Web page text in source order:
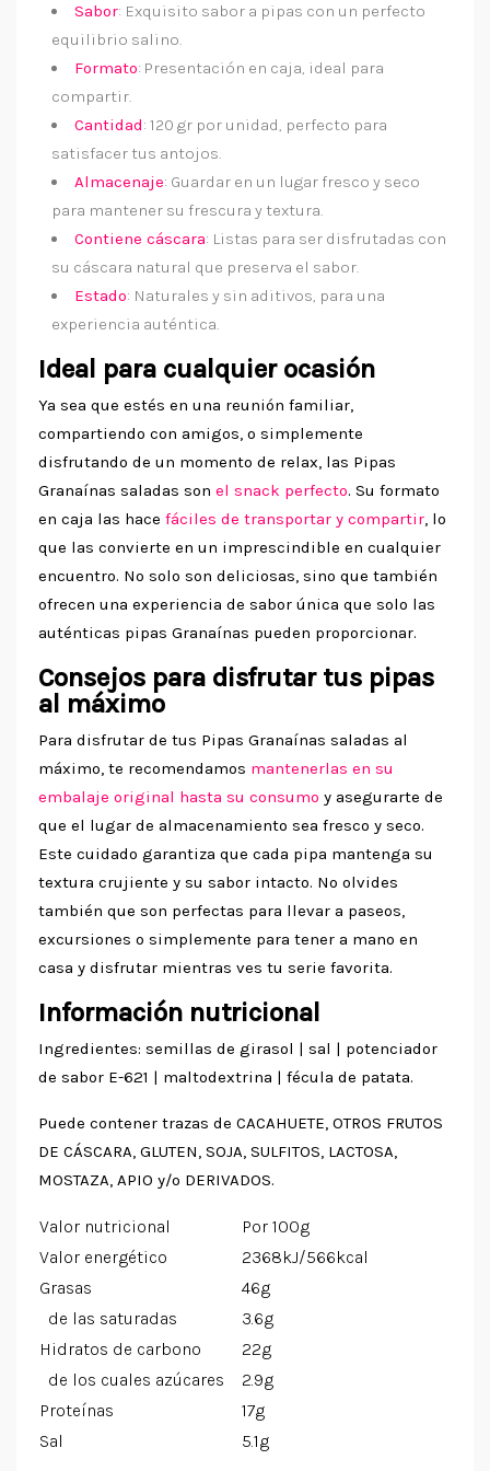
Sabor: Exquisito sabor a pipas con un perfecto
equilibrio salino.
Formato: Presentación en caja, ideal para
compartir.
Cantidad: 120 gr por unidad, perfecto para
satisfacer tus antojos.
Almacenaje: Guardar en un lugar fresco y seco
para mantener su frescura y textura.
Contiene cáscara: Listas para ser disfrutadas con
su cáscara natural que preserva el sabor.
Estado: Naturales y sin aditivos, para una
experiencia auténtica.
Ideal para cualquier ocasión
Ya sea que estés en una reunión familiar,
compartiendo con amigos, o simplemente
disfrutando de un momento de relax, las Pipas
Granaínas saladas son el snack perfecto. Su formato
en caja las hace fáciles de transportar y compartir, lo
que las convierte en un imprescindible en cualquier
encuentro. No solo son deliciosas, sino que también
ofrecen una experiencia de sabor única que solo las
auténticas pipas Granaínas pueden proporcionar.
Consejos para disfrutar tus pipas
al máximo
Para disfrutar de tus Pipas Granaínas saladas al
máximo, te recomendamos mantenerlas en su
embalaje original hasta su consumo y asegurarte de
que el lugar de almacenamiento sea fresco y seco.
Este cuidado garantiza que cada pipa mantenga su
textura crujiente y su sabor intacto. No olvides
también que son perfectas para llevar a paseos,
excursiones o simplemente para tener a mano en
casa y disfrutar mientras ves tu serie favorita.
Información nutricional
Ingredientes: semillas de girasol | sal | potenciador
de sabor E-621 | maltodextrina | fécula de patata.
Puede contener trazas de CACAHUETE, OTROS FRUTOS
DE CÁSCARA, GLUTEN, SOJA, SULFITOS, LACTOSA,
MOSTAZA, APIO y/o DERIVADOS.
Valor nutricional
Por 100g
Valor energético
2368kJ/566kcal
Grasas
46g
de las saturadas
3.6g
Hidratos de carbono
22g
de los cuales azúcares
2.9g
Proteínas
17g
Sal
5.1g